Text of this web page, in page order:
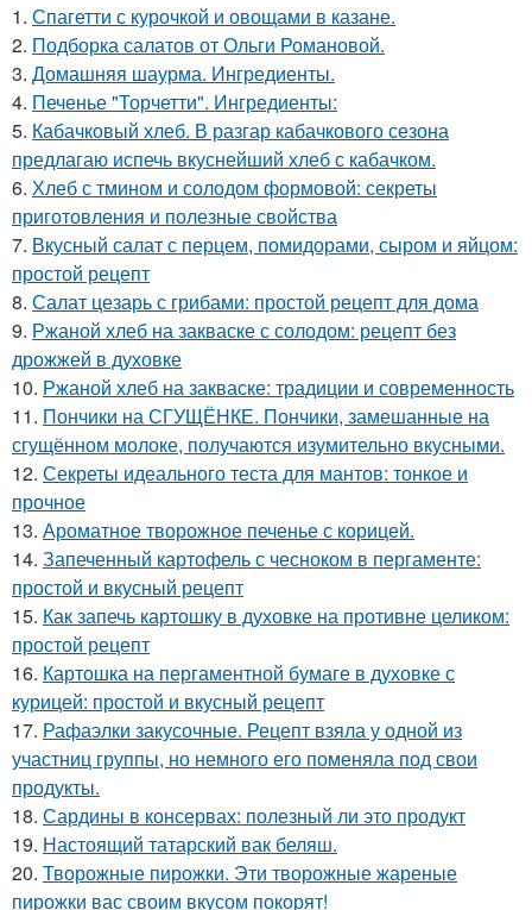
1. Спагетти с курочкой и овощами в казане.
2. Подборка салатов от Ольги Романовой.
3. Домашняя шаурма. Ингредиенты.
4. Печенье "Торчетти". Ингредиенты:
5. Кабачковый хлеб. В разгар кабачкового сезона
предлагаю испечь вкуснейший хлеб с кабачком.
6. Хлеб с тмином и солодом формовой: секреты
приготовления и полезные свойства
7. Вкусный салат с перцем, помидорами, сыром и яйцом:
простой рецепт
8. Салат цезарь с грибами: простой рецепт для дома
9. Ржаной хлеб на закваске с солодом: рецепт без
дрожжей в духовке
10. Ржаной хлеб на закваске: традиции и современность
11. Пончики на СГУЩЁНКЕ. Пончики, замешанные на
сгущённом молоке, получаются изумительно вкусными.
12. Секреты идеального теста для мантов: тонкое и
прочное
13. Ароматное творожное печенье с корицей.
14. Запеченный картофель с чесноком в пергаменте:
простой и вкусный рецепт
15. Как запечь картошку в духовке на противне целиком:
простой рецепт
16. Картошка на пергаментной бумаге в духовке с
курицей: простой и вкусный рецепт
17. Рафаэлки закусочные. Рецепт взяла у одной из
участниц группы, но немного его поменяла под свои
продукты.
18. Сардины в консервах: полезный ли это продукт
19. Настоящий татарский вак беляш.
20. Творожные пирожки. Эти творожные жареные
пирожки вас своим вкусом покорят!